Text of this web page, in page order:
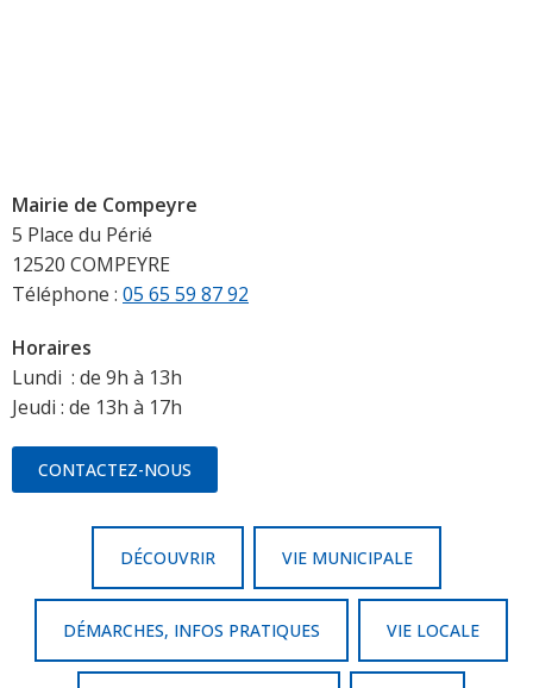
Mairie de Compeyre
5 Place du Périé
12520 COMPEYRE
Téléphone : 05 65 59 87 92
Horaires
Lundi : de 9h à 13h
Jeudi : de 13h à 17h
CONTACTEZ-NOUS
DÉCOUVRIR VIE MUNICIPALE
DÉMARCHES, INFOS PRATIQUES VIE LOCALE